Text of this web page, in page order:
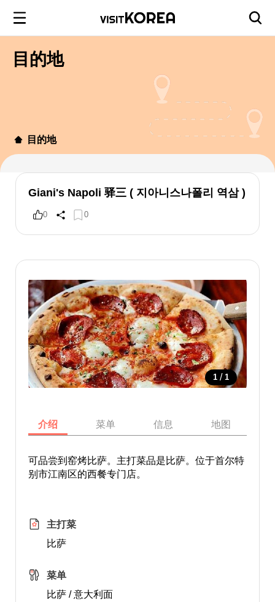
目的地
目的地
Giani's Napoli 驿三 ( 지아니스나폴리 역삼 )
0 0
1 / 1
介绍 菜单 信息 地图
可品尝到窑烤比萨。主打菜品是比萨。位于首尔特
别市江南区的西餐专门店。
主打菜
比萨
菜单
比萨 / 意大利面